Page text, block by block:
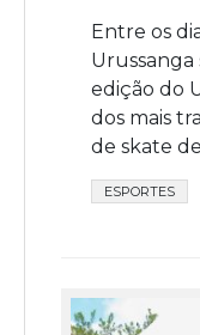
Entre os
Urussanga
edição do
dos mais
de skate
ESPORTES